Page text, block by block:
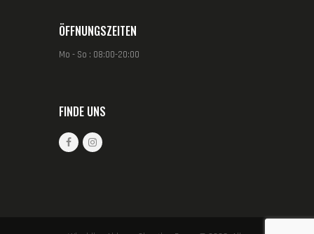
ÖFFNUNGSZEITEN
Mo - So : 08:00-20:00
FINDE UNS